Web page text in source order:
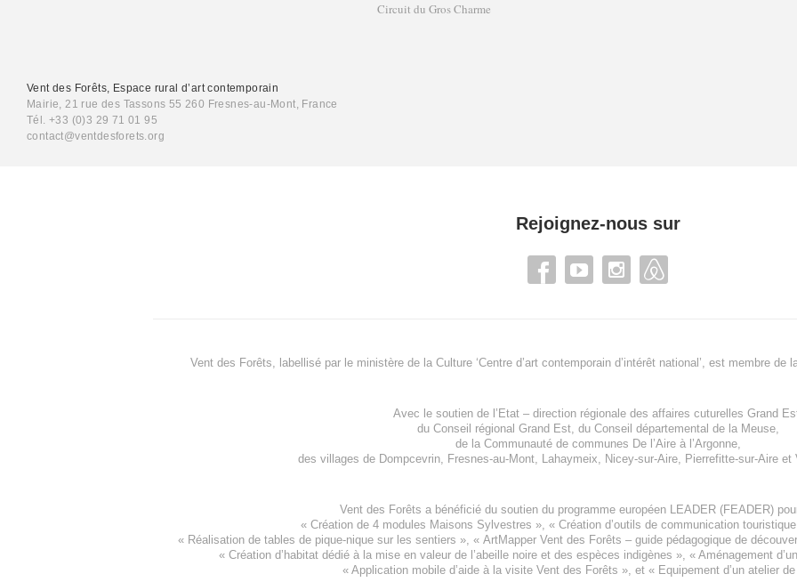
Circuit du Gros Charme
Vent des Forêts, Espace rural d’art contemporain
Mairie, 21 rue des Tassons 55 260 Fresnes-au-Mont, France
Tél. +33 (0)3 29 71 01 95
contact@ventdesforets.org
Rejoignez-nous sur
Vent des Forêts, labellisé par le ministère de la Culture ‘Centre d’art contemporain d’intérêt national’, est membre de
Avec le soutien de l’ Etat – direction régionale des affaires cuturelles Grand
du Conseil régional Grand Est, du Conseil départemental de la Meuse,
de la Communauté de communes De l’Aire à l’Argonne,
des villages de Dompcevrin, Fresnes-au-Mont, Lahaymeix, Nicey-sur-Aire, Pierrefitte-sur-Aireet
Vent des Forêts a bénéficié du soutien du programme européen LEADER (FEADER)
« Création de 4 modules Maisons Sylvestres », « Création d’outils de communication
« Réalisation de tables de pique-nique sur les sentiers », « ArtMapper Vent des Forêts – guide pédagogique de
« Création d’habitat dédié à la mise en valeur de l’abeille noire et des espèces indigènes », « Aménagement
« Application mobile d’aide à la visite Vent des Forêts », et « Equipement d’un atelier